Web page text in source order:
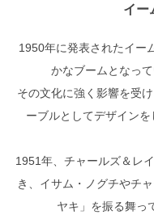
イー
1950年に発表されたイー
かなブームとなっ
その文化に強く影響を受
ーブルとしてデザイン
1951年、チャールズ＆レ
き、イサム・ノグチやチ
ヤキ」を振る舞っ